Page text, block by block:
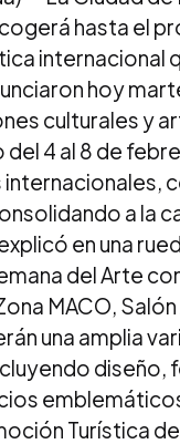
hasta el
internacional
hoy
culturales y
del 4 al 8 de
a la
en una
del Arte
MACO,
una amplia
Turística